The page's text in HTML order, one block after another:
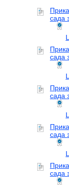
сада
сада
сада
сада
сада